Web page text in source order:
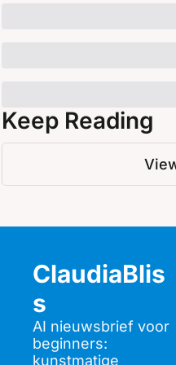
Keep Reading
ClaudiaBlis
s
AI nieuwsbrief voor
beginners:
kunstmatige